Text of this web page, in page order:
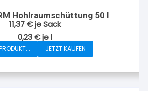
Hohlraumschüttung 50 l
11,37€je Sack
0,23€jel
JETZT KAUFEN